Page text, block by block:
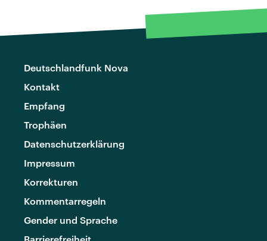
Deutschlandfunk Nova
Kontakt
Empfang
Trophäen
Datenschutzerklärung
Impressum
Korrekturen
Kommentarregeln
Gender und Sprache